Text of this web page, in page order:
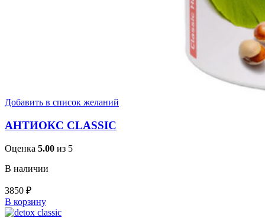
Добавить в список желаний
АНТИОКС CLASSIC
Оценка 5.00 из 5
В наличии
3850 ₽
В корзину